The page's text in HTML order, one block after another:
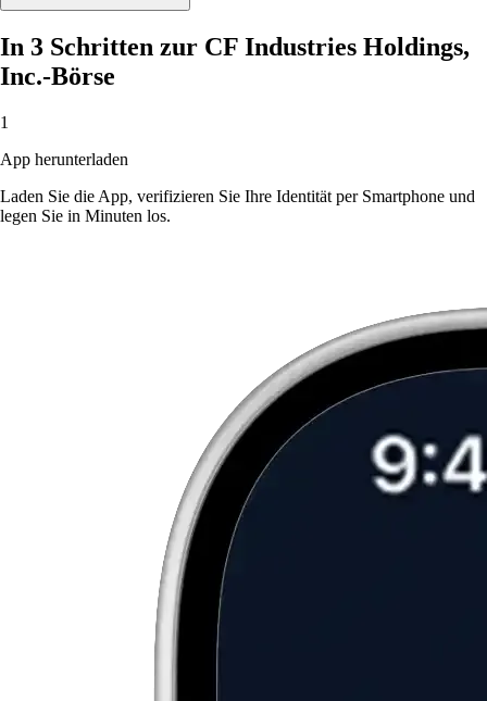
In 3 Schritten zur CF Industries Holdings,
Inc.-Börse
1
App herunterladen
Laden Sie die App, verifizieren Sie Ihre Identität per Smartphone und
legen Sie in Minuten los.